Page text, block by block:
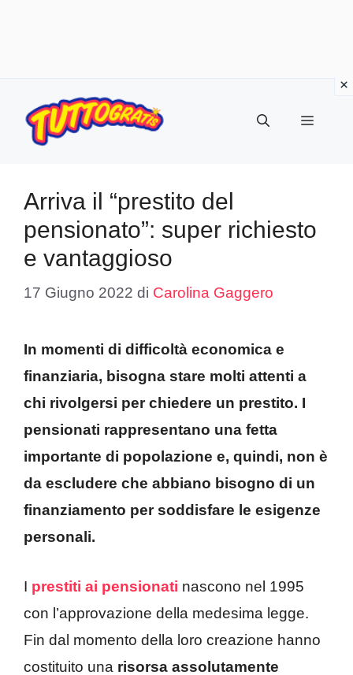
contenuto
Menu
Arriva il “prestito del
pensionato”: super richiesto
e vantaggioso
17 Giugno 2022 di Carolina Gaggero
In momenti di difficoltà economica e
finanziaria, bisogna stare molti attenti a
chi rivolgersi per chiedere un prestito. I
pensionati rappresentano una fetta
importante di popolazione e, quindi, non è
da escludere che abbiano bisogno di un
finanziamento per soddisfare le esigenze
personali.
I prestiti ai pensionati nascono nel 1995
con l’approvazione della medesima legge.
Fin dal momento della loro creazione hanno
costituito una risorsa assolutamente